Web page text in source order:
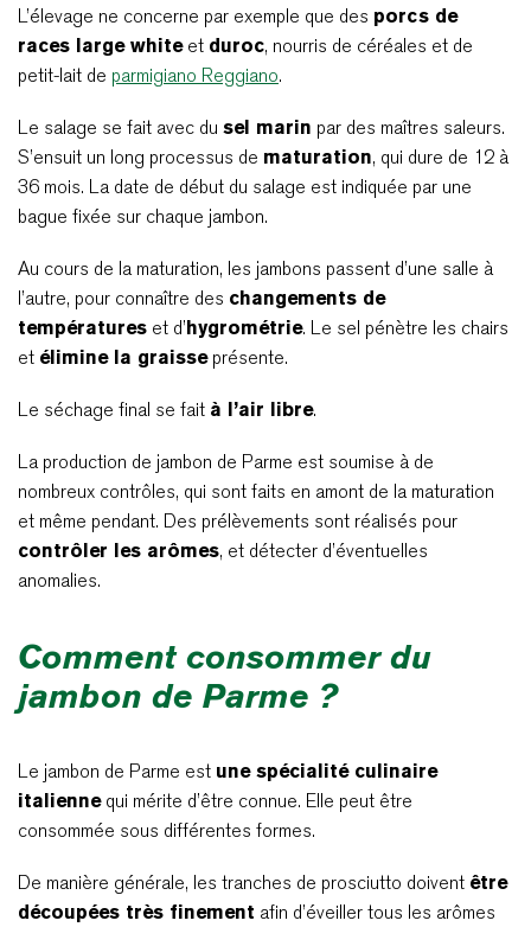
L’élevage ne concerne par exemple que des porcs de
races large whiteet duroc, nourris de céréales et de
petit-lait de parmigiano Reggiano.
Le salage se fait avec du sel marin par des maîtres saleurs.
S’ensuit un long processus de maturation, qui dure de 12 à
36 mois. La date de début du salage est indiquée par une
bague fixée sur chaque jambon.
Au cours de la maturation, les jambons passent d’une salle à
l’autre, pour connaître des changements de
températures et d’hygrométrie. Le sel pénètre les chairs
et élimine la graisseprésente.
Le séchage final se fait à l’air libre.
La production de jambon de Parme est soumise à de
nombreux contrôles, qui sont faits en amont de la maturation
et même pendant. Des prélèvements sont réalisés pour
contrôler les arômes, et détecter d’éventuelles
anomalies.
Comment consommer du
jambon de Parme ?
Le jambon de Parme est une spécialité culinaire
italiennequi mérite d’être connue. Elle peut être
consommée sous différentes formes.
De manière générale, les tranches de prosciutto doivent être
découpées très finement afin d’éveiller tous les arômes